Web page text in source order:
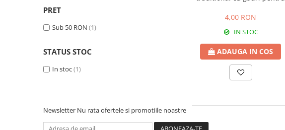
Cutii pentru poze si stick usb botez
Candy bar botez
Decoratiuni botez diverse
Cutii decorative tip cos
Cutii decorative simple
PRET
Sub 50 RON (1)
STATUS STOC
In stoc(1)
4,00 RON
IN STOC
ADAUGA IN COS
Newsletter Nu rata ofertele si promotiile noastre